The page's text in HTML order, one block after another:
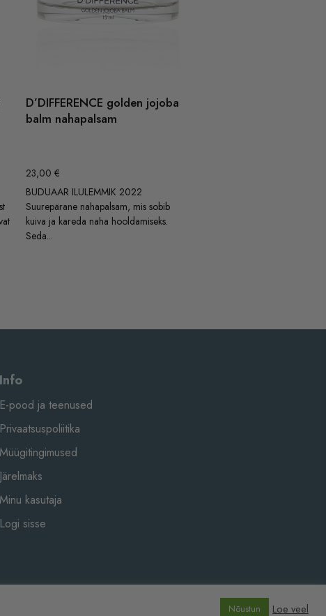
D’DIFFERENCE golden jojoba
balm nahapalsam
23,00€
BUDUAAR ILULEMMIK 2022
Suurepärane nahapalsam, mis sobib
kuiva ja kareda naha hooldamiseks.
Seda...
Info
E-pood ja teenused
Privaatsuspoliitika
Müügitingimused
Järelmaks
Minu kasutaja
Logi sisse
Nõustun Loe veel